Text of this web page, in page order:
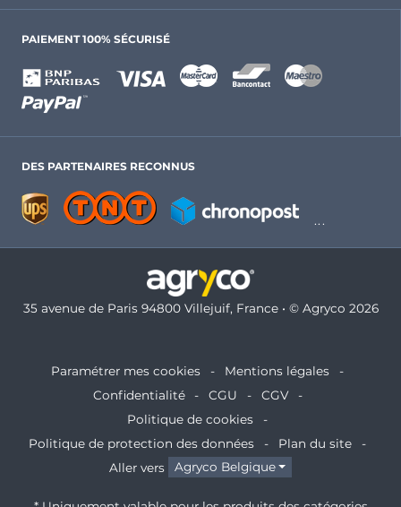
PAIEMENT 100% SÉCURISÉ
DES PARTENAIRES RECONNUS
35 avenue de Paris 94800 Villejuif, France • © Agryco 2026
Paramétrer mes cookies
Mentions légales
Confidentialité
CGU
CGV
Politique de cookies
Politique de protection des données
Plan du site
Aller vers
Agryco Belgique